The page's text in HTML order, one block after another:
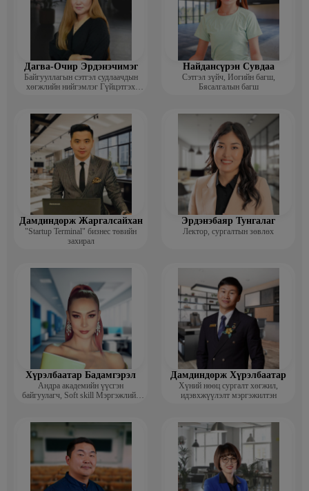
Дагва-Очир Эрдэнэчимэг
Байгууллагын сэтгэл судлаачдын
хөгжлийн нийгэмлэг Гүйцэтгэх
Найдансүрэн Сувдаа
Сэтгэл зүйч, Иогийн багш,
Бясалгалын багш
Дамдиндорж Жаргалсайхан
"Startup Terminal" бизнес төвийн
захирал
Эрдэнэбаяр Тунгалаг
Лектор, сургалтын зөвлөх
Хүрэлбаатар Бадамгэрэл
Андра академийн үүсгэн
байгуулагч, Soft skill Мэргэжлийн
Дамдиндорж Хүрэлбаатар
Хүний нөөц сургалт хөгжил,
идэвхжүүлэлт мэргэжилтэн